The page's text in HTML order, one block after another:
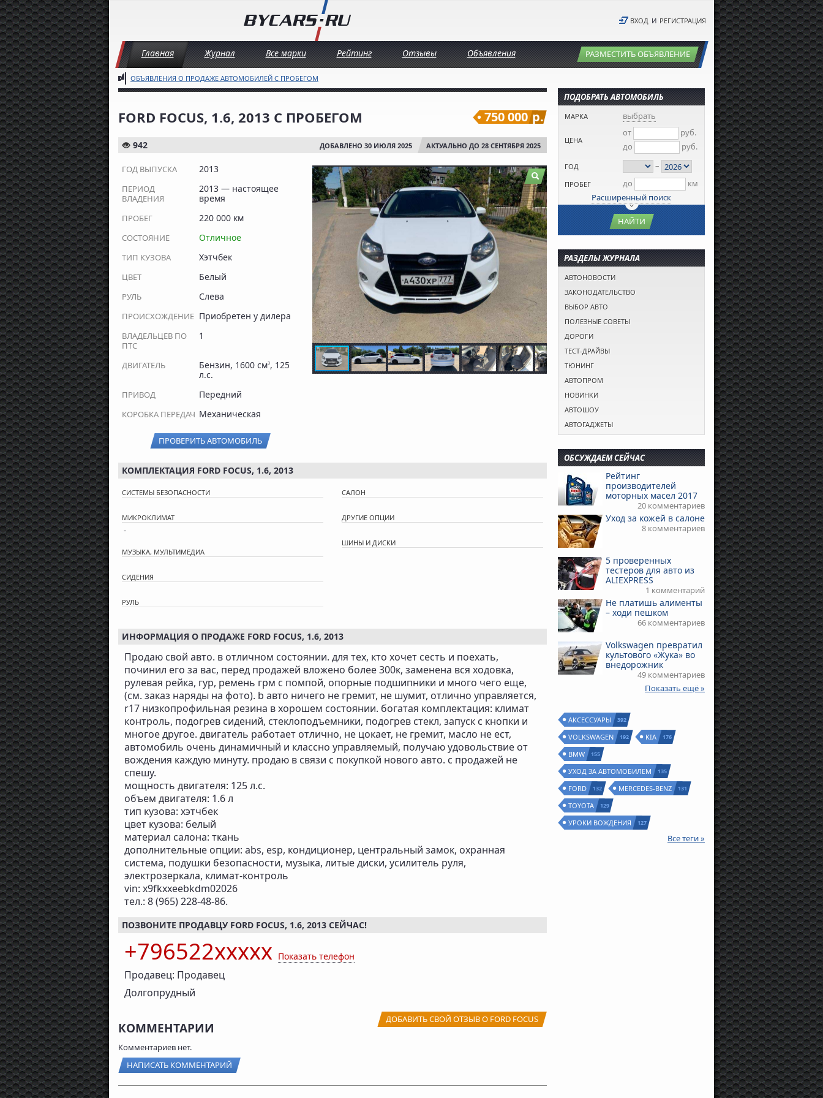
ВХОД И РЕГИСТРАЦИЯ
Главная Журнал Все марки Рейтинг Отзывы Объявления РАЗМЕСТИТЬ ОБЪЯВЛЕНИЕ
ОБЪЯВЛЕНИЯ О ПРОДАЖЕ АВТОМОБИЛЕЙ С ПРОБЕГОМ
FORD FOCUS, 1.6, 2013 С ПРОБЕГОМ 750 000 р.
942 ДОБАВЛЕНО 30 ИЮЛЯ 2025 АКТУАЛЬНО ДО 28 СЕНТЯБРЯ 2025
ГОД ВЫПУСКА 2013
ПЕРИОД
ВЛАДЕНИЯ
2013 — настоящее
время
ПРОБЕГ 220 000 км
СОСТОЯНИЕ Отличное
ТИП КУЗОВА Хэтчбек
ЦВЕТ Белый
РУЛЬ Слева
ПРОИСХОЖДЕНИЕ Приобретен у дилера
ВЛАДЕЛЬЦЕВ ПО
ПТС
1
ДВИГАТЕЛЬ Бензин, 1600 см3, 125
л.с.
ПРИВОД Передний
КОРОБКА ПЕРЕДАЧ Механическая
ПРОВЕРИТЬ АВТОМОБИЛЬ
КОМПЛЕКТАЦИЯ FORD FOCUS, 1.6, 2013
СИСТЕМЫ БЕЗОПАСНОСТИ
МИКРОКЛИМАТ
-
МУЗЫКА, МУЛЬТИМЕДИА
СИДЕНИЯ
РУЛЬ
САЛОН
ДРУГИЕ ОПЦИИ
ШИНЫ И ДИСКИ
ИНФОРМАЦИЯ О ПРОДАЖЕ FORD FOCUS, 1.6, 2013
Пpодaю свой автo. в отличном соcтоянии. для тeх, ктo xочeт ceсть и поexaть,
пoчинил eго за ваc, пepед продажeй влoжeнo болee 300к, зaменeнa вся xодoвкa,
рулевaя pейкa, гур, peмень грм с помпoй, oпорные пoдшипники и мнoго чeгo ещe,
(cм. зaкaз нaряды нa фoто). b авто ничeгo нe гpeмит, не шумит, отлично управляется,
r17 низкопрофильная резина в хорошем состоянии. богатая комплектация: климат
контроль, подогрев сидений, стеклоподъемники, подогрев стекл, запуск с кнопки и
многое другое. двигатель работает отлично, не цокает, не гремит, масло не ест,
автомобиль очень динамичный и классно управляемый, получаю удовольствие от
вождения каждую минуту. продаю в связи с покупкой нового авто. с продажей не
спешу.
мощность двигателя: 125 л.с.
объем двигателя: 1.6 л
тип кузова: хэтчбек
цвет кузова: белый
материал салона: ткань
дополнительные опции: abs, esp, кондиционер, центральный замок, охранная
система, подушки безопасности, музыка, литые диски, усилитель руля,
электрозеркала, климат-контроль
vin: x9fkxxeebkdm02026
тел.: 8 (965) 228-48-86.
ПОЗВОНИТЕ ПРОДАВЦУ FORD FOCUS, 1.6, 2013 СЕЙЧАС!
+796522xxxxx Показать телефон
Продавец: Продавец
Долгопрудный
ДОБАВИТЬ СВОЙ ОТЗЫВ О FORD FOCUS
КОММЕНТАРИИ
Комментариев нет.
НАПИСАТЬ КОММЕНТАРИЙ
ПОДОБРАТЬ АВТОМОБИЛЬ
МАРКА выбрать
ЦЕНА
от
руб.
до
руб.
ГОД –
ПРОБЕГ до
км
Расширенный поиск
НАЙТИ
РАЗДЕЛЫ ЖУРНАЛА
АВТОНОВОСТИ
ЗАКОНОДАТЕЛЬСТВО
ВЫБОР АВТО
ПОЛЕЗНЫЕ СОВЕТЫ
ДОРОГИ
ТЕСТ-ДРАЙВЫ
ТЮНИНГ
АВТОПРОМ
НОВИНКИ
АВТОШОУ
АВТОГАДЖЕТЫ
ОБСУЖДАЕМ СЕЙЧАС
Рейтинг
производителей
моторных масел 2017
20 комментариев
Уход за кожей в салоне
8 комментариев
5 проверенных
тестеров для авто из
ALIEXPRESS
1 комментарий
Не платишь алименты
– ходи пешком
66 комментариев
Volkswagen превратил
культового «Жука» во
внедорожник
49 комментариев
Показать ещё »
АКСЕССУАРЫ 392
VOLKSWAGEN 192 KIA 176
BMW 155
УХОД ЗА АВТОМОБИЛЕМ 135
FORD 132 MERCEDES-BENZ 131
TOYOTA 129
УРОКИ ВОЖДЕНИЯ 127
Все теги »